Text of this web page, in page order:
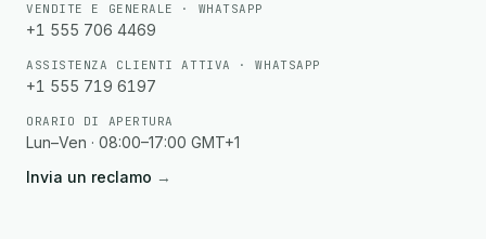
VENDITE E GENERALE · WHATSAPP
+1 555 706 4469
ASSISTENZA CLIENTI ATTIVA · WHATSAPP
+1 555 719 6197
ORARIO DI APERTURA
Lun–Ven · 08:00–17:00 GMT+1
Invia un reclamo →